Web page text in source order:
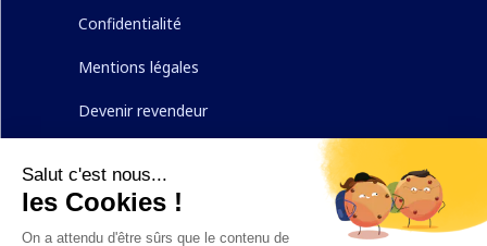
Confidentialité
Mentions légales
Devenir revendeur
Nous suivre